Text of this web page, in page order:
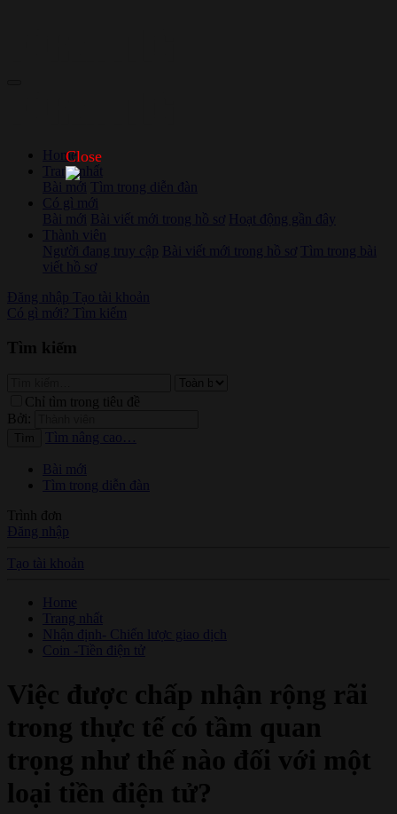
Home
Trang nhất
Bài mới
Tìm trong diễn đàn
Có gì mới
Bài mới Bài viết mới trong hồ sơ Hoạt động gần đây
Thành viên
Người đang truy cập Bài viết mới trong hồ sơ Tìm trong bài
viết hồ sơ
Đăng nhập Tạo tài khoản
Có gì mới? Tìm kiếm
Tìm kiếm
Chỉ tìm trong tiêu đề
Bởi:
Tìm nâng cao…
Bài mới
Tìm trong diễn đàn
Trình đơn
Đăng nhập
Tạo tài khoản
Home
Trang nhất
Nhận định- Chiến lược giao dịch
Coin -Tiền điện tử
Việc được chấp nhận rộng rãi
trong thực tế có tầm quan
trọng như thế nào đối với một
loại tiền điện tử?
Close